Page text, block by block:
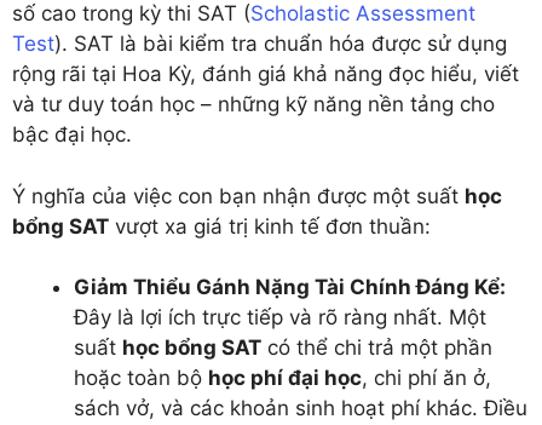
số cao trong kỳ thi SAT (Scholastic Assessment
Test). SAT là bài kiểm tra chuẩn hóa được sử dụng
rộng rãi tại Hoa Kỳ, đánh giá khả năng đọc hiểu, viết
và tư duy toán học – những kỹ năng nền tảng cho
bậc đại học.
Ý nghĩa của việc con bạn nhận được một suất học
bổng SAT vượt xa giá trị kinh tế đơn thuần:
Giảm Thiểu Gánh Nặng Tài Chính Đáng Kể:
Đây là lợi ích trực tiếp và rõ ràng nhất. Một
suất học bổng SAT có thể chi trả một phần
hoặc toàn bộ học phí đại học, chi phí ăn ở,
sách vở, và các khoản sinh hoạt phí khác. Điều